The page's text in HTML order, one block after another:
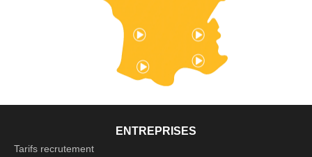
ENTREPRISES
Tarifs recrutement